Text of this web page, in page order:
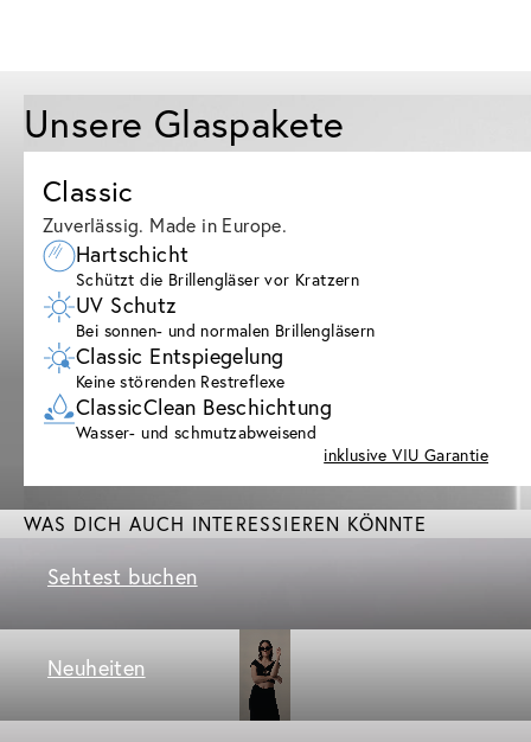
Unsere Glaspakete
Classic
Zuverlässig. Made in Europe.
Hartschicht
Schützt die Brillengläser vor Kratzern
UV Schutz
Bei sonnen- und normalen Brillengläsern
Classic Entspiegelung
Keine störenden Restreflexe
ClassicClean Beschichtung
Wasser- und schmutzabweisend
inklusive VIU Garantie
WAS DICH AUCH INTERESSIEREN KÖNNTE
Sehtest buchen
Neuheiten